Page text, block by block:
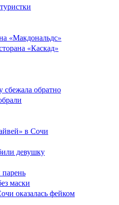
«Макдональдс»
«Каскад»
сбежала обратно
в Сочи
девушку
маски
оказалась фейком